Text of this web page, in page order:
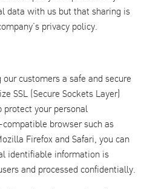
data with us but that sharing is
privacy policy.
customers a safe and secure
SSL (Secure Sockets Layer)
protect your personal
browser such as
Firefox and Safari, you can
identifiable information is
and processed confidentially.